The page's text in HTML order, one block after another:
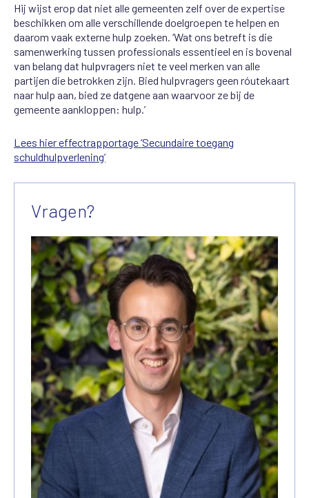
Hij wijst erop dat niet alle gemeenten zelf over de expertise
beschikken om alle verschillende doelgroepen te helpen en
daarom vaak externe hulp zoeken. ‘Wat ons betreft is die
samenwerking tussen professionals essentieel en is bovenal
van belang dat hulpvragers niet te veel merken van alle
partijen die betrokken zijn. Bied hulpvragers geen róutekaart
naar hulp aan, bied ze datgene aan waarvoor ze bij de
gemeente aankloppen: hulp.’
Lees hier effectrapportage ‘Secundaire toegang
schuldhulpverlening’
Vragen?